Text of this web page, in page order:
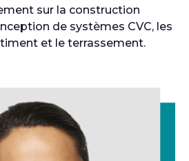
sur la construction
de systèmes CVC, les
et le terrassement.